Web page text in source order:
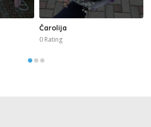
Čarolija
0 Rating